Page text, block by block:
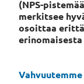
(NPS-
merkitsee
osoittaa